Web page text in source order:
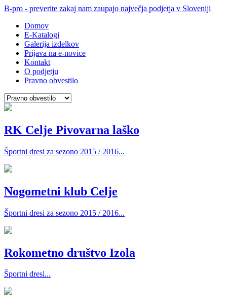
B-pro - preverite zakaj nam zaupajo največja podjetja v Sloveniji
Domov
E-Katalogi
Galerija izdelkov
Prijava na e-novice
Kontakt
O podjetju
Pravno obvestilo
RK Celje Pivovarna laško
Športni dresi za sezono 2015 / 2016...
Nogometni klub Celje
Športni dresi za sezono 2015 / 2016...
Rokometno društvo Izola
Športni dresi...